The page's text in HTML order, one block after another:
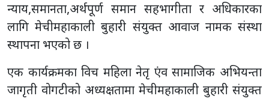
न्याय,समानता,अर्थपूर्ण समान सहभागीता र अधिकारका
लागि मेचीमहाकाली बुहारी संयुक्त आवाज नामक संस्था
स्थापना भएको छ ।
एक कार्यक्रमका विच महिला नेतृ एंव सामाजिक अभियन्ता
जागृती वोगटीको अध्यक्षतामा मेचीमहाकाली बुहारी संयुक्त